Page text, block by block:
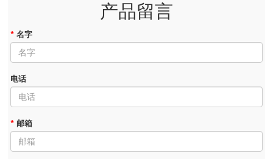
产品留言
* 名字
电话
* 邮箱